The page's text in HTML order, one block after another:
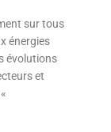
sur tous
énergies
évolutions
et
«